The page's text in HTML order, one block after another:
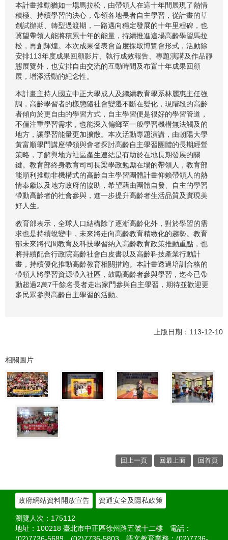
本計畫推動猶如一場馬拉松，由帶領人在這十年間展現了熱情
積極、持續學習的決心，帶領各地長者自主學習，從計畫的草
創試辦期、轉型過渡期，一路邁向穩定發展的十年里程碑，也
冀望帶領人能將積累十年的能量，持續推進這場高齡學習馬拉
松，再創輝煌。本次成果發表會首度採取博覽會形式，活動除
安排113年度成果回顧影片、執行成效報告、專題演講及作品靜
態展覽外，也安排自由交流的互動時間及布置十年成果回顧
展，增添活動的紀念性。
本計畫主持人國立中正大學成人及繼續教育學系林麗惠主任強
調，高齡學習者的樣態隨社會變遷不斷在變化，現階段的高齡
者傾向於更自由的學習方式，自主學習便是很好的學習管道，
不僅注重學習需求，也能深入偏鄉至一般學習機構無法觸及的
地方，讓學習能量更加擴散。本次活動專題演講，由朝陽大學
黃富順學門講座帶領與會者探討高齡自主學習團體的長期經營
策略，了解與地方社區產生連結是有助於在地長期發展的關
鍵。教育部終身教育司司長梁學政勉勵在場的帶領人，教育部
能順利推動非機構式的高齡自主學習團體計畫仰賴帶領人的熱
情奉獻以及地方政府的協助，希望藉由團體自發、自主的學習
帶動高齡者的社會參與，進一步提升高齡者生活品質及實現美
好人生。
教育部表示，全球人口結構除了逐漸高齡化外，對於學習的需
求也是持續蛻變中，未來將走向高齡教育精緻化的趨勢。教育
部未來將代間教育及科技學習納入高齡教育政策推動重點，也
將持續配合行政院高齡社會白皮書以及高齡科技產業行動計
畫，持續優化推動高齡教育相關措施。本計畫透過培訓合格的
帶領人將學習資源帶入社區，鼓勵高齡者參與學習，迄今已帶
動超過2萬7千餘名長者走出家門參與自主學習，期待並歡迎更
多民眾參與高齡自主學習的活動。
上版日期：113-12-10
相關圖片
回上一頁 回最上面 回首頁
政府網站資料開放宣告 資通安全及隱私政策
瀏覽人次： 175112
地址：100218 臺北市中正區徐州路五號十二樓 電話：